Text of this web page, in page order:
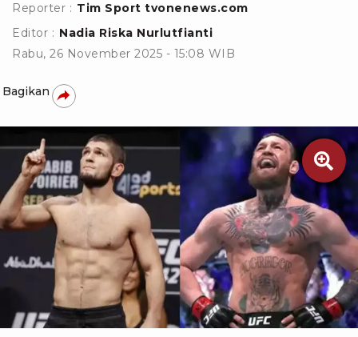
Reporter : Tim Sport tvonenews.com
Editor : Nadia Riska Nurlutfianti
Rabu, 26 November 2025 - 15:08 WIB
Bagikan

Istimewa dan ANTARA